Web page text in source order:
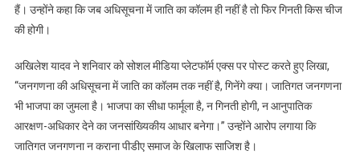
यादव
सवाल,
बोले-
जब
जाति
हैं। उन्होंने कहा कि जब अधिसूचना में जाति का कॉलम ही नहीं है तो फिर गिनती किस चीज
की होगी।
अखिलेश यादव ने शनिवार को सोशल मीडिया प्लेटफॉर्म एक्स पर पोस्ट करते हुए लिखा,
“जनगणना की अधिसूचना में जाति का कॉलम तक नहीं है, गिनेंगे क्या। जातिगत जनगणना
भी भाजपा का जुमला है। भाजपा का सीधा फार्मूला है, न गिनती होगी, न आनुपातिक
आरक्षण-अधिकार देने का जनसांख्यिकीय आधार बनेगा।” उन्होंने आरोप लगाया कि
जातिगत जनगणना न कराना पीडीए समाज के खिलाफ साजिश है।